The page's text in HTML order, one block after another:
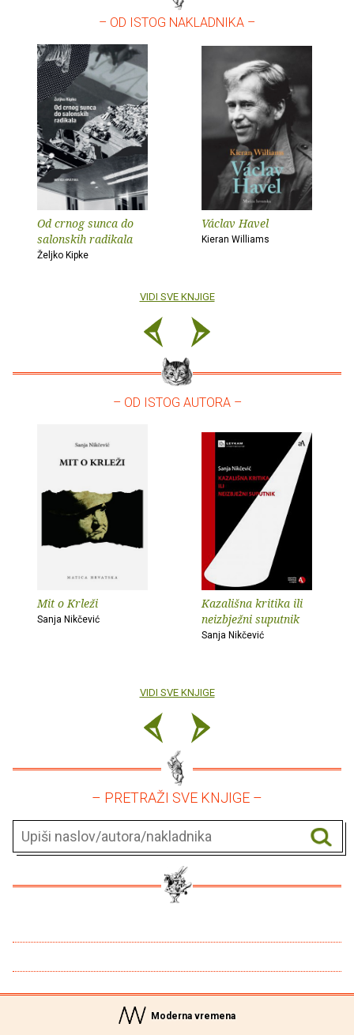
– OD ISTOG NAKLADNIKA –
Od crnog sunca do
salonskih radikala
Željko Kipke
Václav Havel
Kieran Williams
VIDI SVE KNJIGE
– OD ISTOG AUTORA –
Mit o Krleži
Sanja Nikčević
Kazališna kritika ili
neizbježni suputnik
Sanja Nikčević
VIDI SVE KNJIGE
– PRETRAŽI SVE KNJIGE –
Moderna vremena